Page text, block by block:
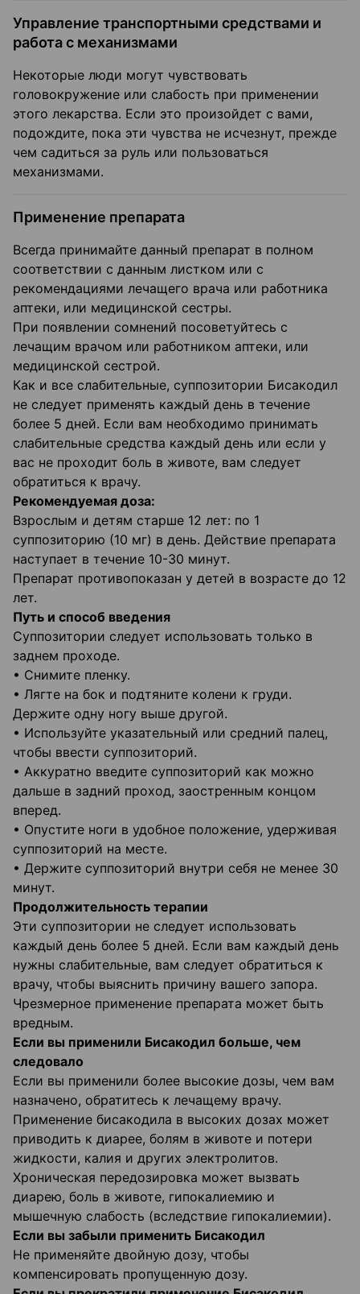
Управление транспортными средствами и
работа с механизмами
Некоторые люди могут чувствовать
головокружение или слабость при применении
этого лекарства. Если это произойдет с вами,
подождите, пока эти чувства не исчезнут, прежде
чем садиться за руль или пользоваться
механизмами.
Применение препарата
Всегда принимайте данный препарат в полном
соответствии с данным листком или с
рекомендациями лечащего врача или работника
аптеки, или медицинской сестры.
При появлении сомнений посоветуйтесь с
лечащим врачом или работником аптеки, или
медицинской сестрой.
Как и все слабительные, суппозитории Бисакодил
не следует применять каждый день в течение
более 5 дней. Если вам необходимо принимать
слабительные средства каждый день или если у
вас не проходит боль в животе, вам следует
обратиться к врачу.
Рекомендуемая доза:
Взрослым и детям старше 12 лет: по 1
суппозиторию (10 мг) в день. Действие препарата
наступает в течение 10-30 минут.
Препарат противопоказан у детей в возрасте до 12
лет.
Путь и способ введения
Суппозитории следует использовать только в
заднем проходе.
• Снимите пленку.
• Лягте на бок и подтяните колени к груди.
Держите одну ногу выше другой.
• Используйте указательный или средний палец,
чтобы ввести суппозиторий.
• Аккуратно введите суппозиторий как можно
дальше в задний проход, заостренным концом
вперед.
• Опустите ноги в удобное положение, удерживая
суппозиторий на месте.
• Держите суппозиторий внутри себя не менее 30
минут.
Продолжительность терапии
Эти суппозитории не следует использовать
каждый день более 5 дней. Если вам каждый день
нужны слабительные, вам следует обратиться к
врачу, чтобы выяснить причину вашего запора.
Чрезмерное применение препарата может быть
вредным.
Если вы применили Бисакодил больше, чем
следовало
Если вы применили более высокие дозы, чем вам
назначено, обратитесь к лечащему врачу.
Применение бисакодила в высоких дозах может
приводить к диарее, болям в животе и потери
жидкости, калия и других электролитов.
Хроническая передозировка может вызвать
диарею, боль в животе, гипокалиемию и
мышечную слабость (вследствие гипокалиемии).
Если вы забыли применить Бисакодил
Не применяйте двойную дозу, чтобы
компенсировать пропущенную дозу.